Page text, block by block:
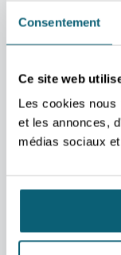
Consentement
Ce site web
Les cookies nous
et les annonces,
médias sociaux
Le principal risque
d’un
partenaires
guerre entre Israël
présenter un risque
Greece | EIU